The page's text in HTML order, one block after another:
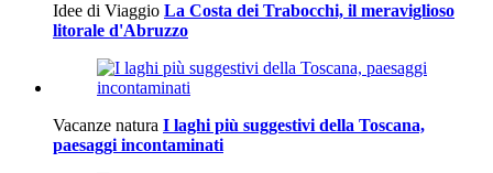
Idee di Viaggio La Costa dei Trabocchi, il meraviglioso
litorale d'Abruzzo
Vacanze natura I laghi più suggestivi della Toscana,
paesaggi incontaminati